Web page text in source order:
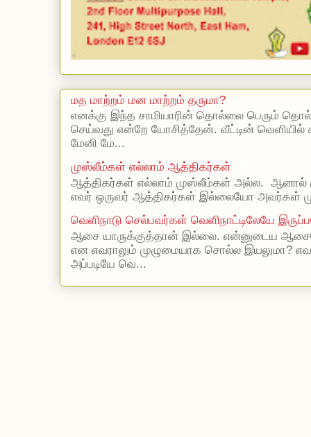
மத மாற்றம் மன மாற்றம் தருமா?
எனக்கு இந்த சாமியாரின் தொல்லை பெரும்
செய்வது என்றே யோசித்தேன். வீட்டின்
மேனி மே...
முஸ்லீம்கள் எல்லாம் ஆத்திகர்கள்
ஆத்திகர்கள் எல்லாம் முஸ்லீம்கள் அல்ல. ஆனால்
எவர் ஒருவர் ஆத்திகர்கள் இல்லையோ அவர்கள்
வெளிநாடு செல்பவர்கள் வெளிநாட்டிலேயே
ஆசை யாருக்குத்தான் இல்லை. என்னுடைய
என எவராலும் முழுமையாக சொல்ல இயலுமா?
அப்படியே வெ...